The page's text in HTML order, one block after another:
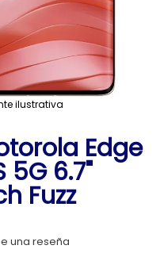
ilustrativa
Edge
5G 6.7"
Fuzz
una reseña